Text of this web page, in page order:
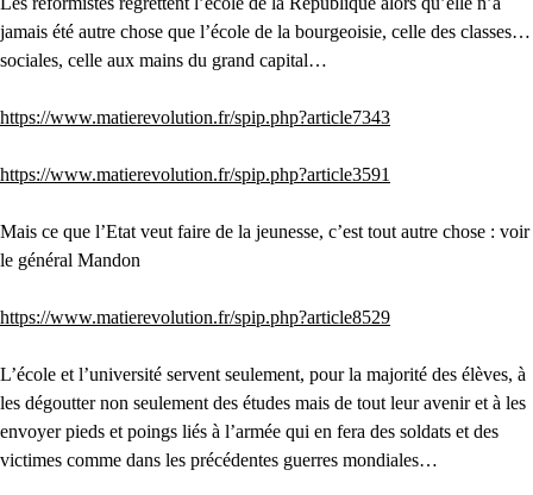
jamais été autre chose que l’école de la bourgeoisie, celle des classes…
sociales, celle aux mains du grand capital…
https://www.matierevolution.fr/spip.php?article7343
https://www.matierevolution.fr/spip.php?article3591
Mais ce que l’Etat veut faire de la jeunesse, c’est tout autre chose : voir
le général Mandon
https://www.matierevolution.fr/spip.php?article8529
L’école et l’université servent seulement, pour la majorité des élèves, à
les dégoutter non seulement des études mais de tout leur avenir et à les
envoyer pieds et poings liés à l’armée qui en fera des soldats et des
victimes comme dans les précédentes guerres mondiales…